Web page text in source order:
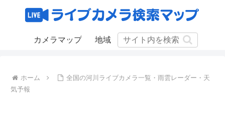
カメラマップ 地域
ホーム
全国の河川ライブカメラ一覧・雨雲レーダー・天
気予報